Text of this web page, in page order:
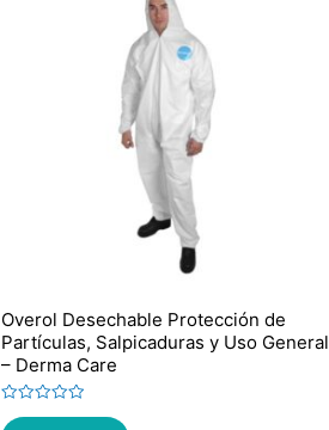
Overol Desechable Protección de
Partículas, Salpicaduras y Uso General
– Derma Care
Valorado